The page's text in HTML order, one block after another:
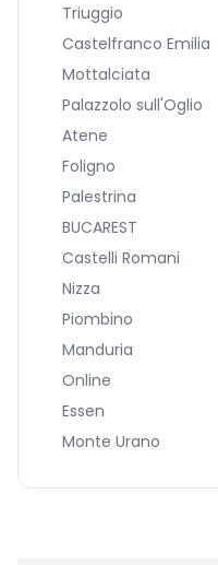
Triuggio
Castelfranco Emilia
Mottalciata
Palazzolo sull'Oglio
Atene
Foligno
Palestrina
BUCAREST
Castelli Romani
Nizza
Piombino
Manduria
Online
Essen
Monte Urano